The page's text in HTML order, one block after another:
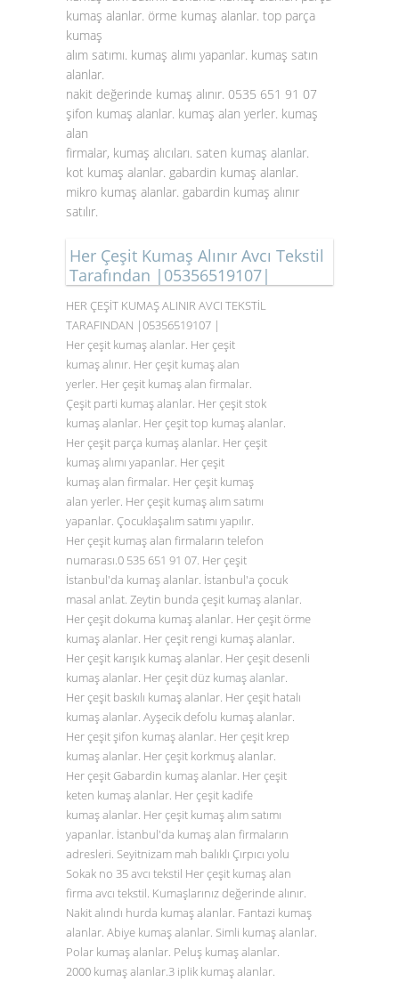
kumaş alanlar. örme kumaş alanlar. top parça
kumaş
alım satımı. kumaş alımı yapanlar. kumaş satın
alanlar.
nakit değerinde kumaş alınır. 0535 651 91 07
şifon kumaş alanlar. kumaş alan yerler. kumaş
alan
firmalar, kumaş alıcıları. saten kumaş alanlar.
kot kumaş alanlar. gabardin kumaş alanlar.
mikro kumaş alanlar. gabardin kumaş alınır
satılır.
Her Çeşit Kumaş Alınır Avcı Tekstil
Tarafından |05356519107|
HER ÇEŞİT KUMAŞ ALINIR AVCI TEKSTİL
TARAFINDAN |05356519107 |
Her çeşit kumaş alanlar. Her çeşit
kumaş alınır. Her çeşit kumaş alan
yerler. Her çeşit kumaş alan firmalar.
Çeşit parti kumaş alanlar. Her çeşit stok
kumaş alanlar. Her çeşit top kumaş alanlar.
Her çeşit parça kumaş alanlar. Her çeşit
kumaş alımı yapanlar. Her çeşit
kumaş alan firmalar. Her çeşit kumaş
alan yerler. Her çeşit kumaş alım satımı
yapanlar. Çocuklaşalım satımı yapılır.
Her çeşit kumaş alan firmaların telefon
numarası.0 535 651 91 07. Her çeşit
İstanbul'da kumaş alanlar. İstanbul'a çocuk
masal anlat. Zeytin bunda çeşit kumaş alanlar.
Her çeşit dokuma kumaş alanlar. Her çeşit örme
kumaş alanlar. Her çeşit rengi kumaş alanlar.
Her çeşit karışık kumaş alanlar. Her çeşit desenli
kumaş alanlar. Her çeşit düz kumaş alanlar.
Her çeşit baskılı kumaş alanlar. Her çeşit hatalı
kumaş alanlar. Ayşecik defolu kumaş alanlar.
Her çeşit şifon kumaş alanlar. Her çeşit krep
kumaş alanlar. Her çeşit korkmuş alanlar.
Her çeşit Gabardin kumaş alanlar. Her çeşit
keten kumaş alanlar. Her çeşit kadife
kumaş alanlar. Her çeşit kumaş alım satımı
yapanlar. İstanbul'da kumaş alan firmaların
adresleri. Seyitnizam mah balıklı Çırpıcı yolu
Sokak no 35 avcı tekstil Her çeşit kumaş alan
firma avcı tekstil. Kumaşlarınız değerinde alınır.
Nakit alındı hurda kumaş alanlar. Fantazi kumaş
alanlar. Abiye kumaş alanlar. Simli kumaş alanlar.
Polar kumaş alanlar. Peluş kumaş alanlar.
2000 kumaş alanlar.3 iplik kumaş alanlar.